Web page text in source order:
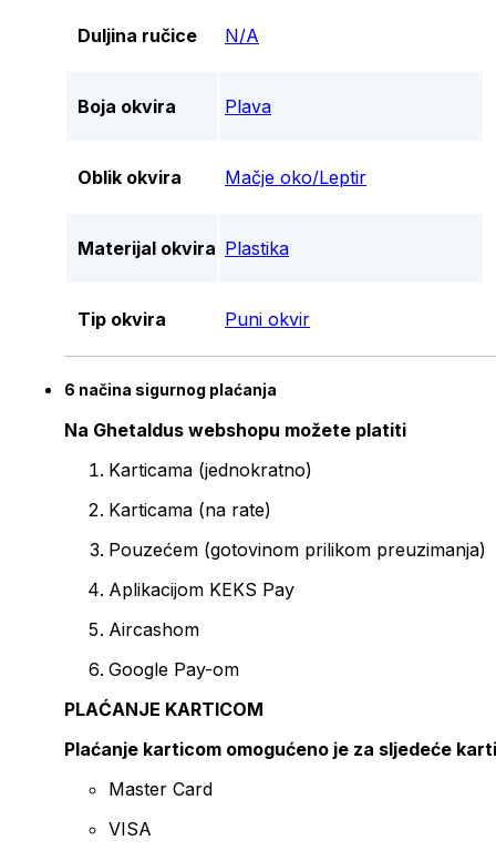
Duljina ručice N/A
Boja okvira Plava
Oblik okvira Mačje oko/Leptir
Materijal okvira Plastika
Tip okvira Puni okvir
6 načina sigurnog plaćanja
Na Ghetaldus webshopu možete platiti
Karticama (jednokratno)
Karticama (na rate)
Pouzećem (gotovinom prilikom preuzimanja)
Aplikacijom KEKS Pay
Aircashom
Google Pay-om
PLAĆANJE KARTICOM
Plaćanje karticom omogućeno je za sljedeće
Master Card
VISA